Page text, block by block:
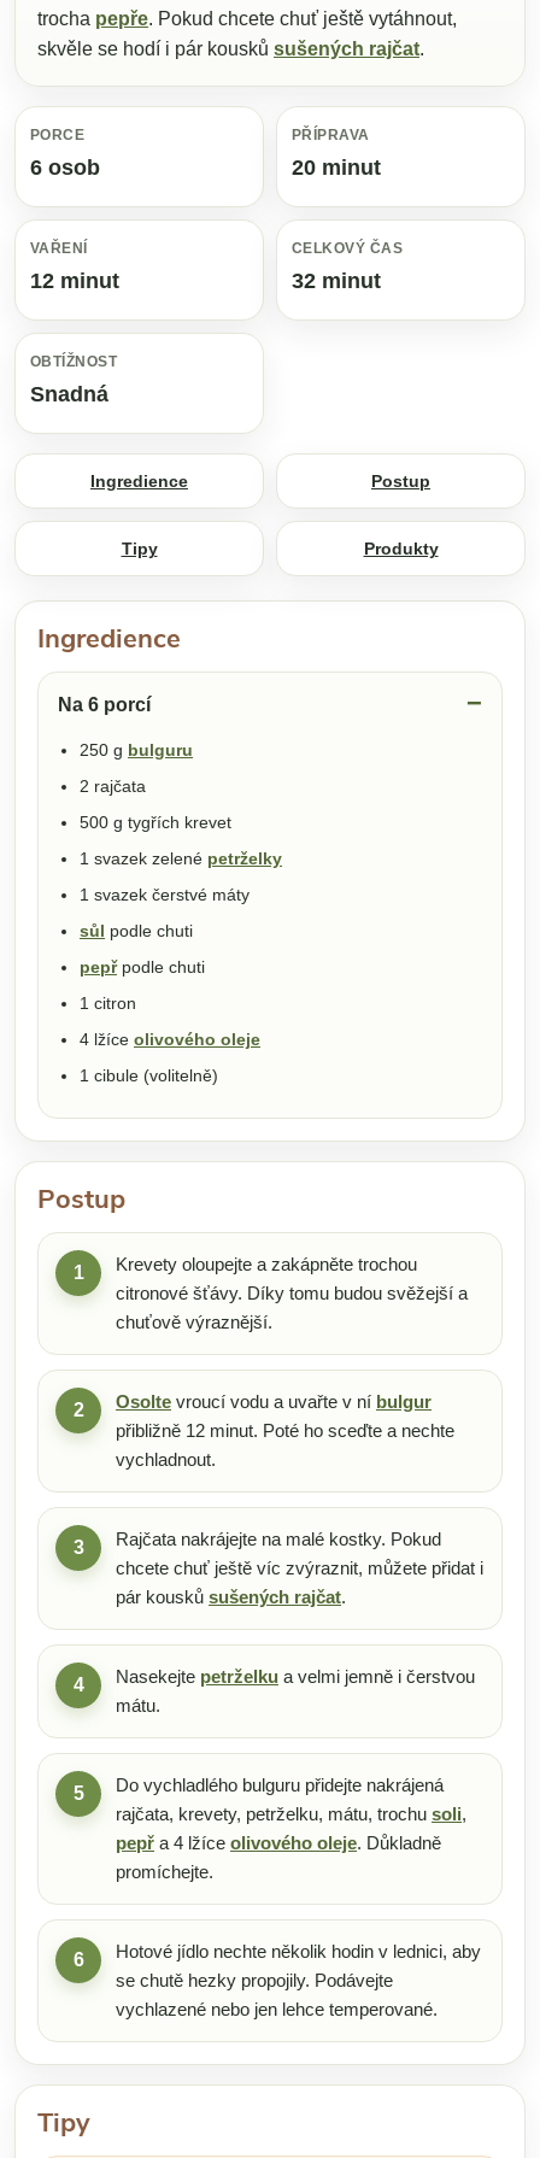
trocha pepře. Pokud chcete chuť ještě vytáhnout,
skvěle se hodí i pár kousků sušených rajčat.
PORCE
6 osob
PŘÍPRAVA
20 minut
VAŘENÍ
12 minut
CELKOVÝ ČAS
32 minut
OBTÍŽNOST
Snadná
Ingredience Postup
Tipy Produkty
Ingredience
Na 6 porcí
250 g bulguru
2 rajčata
500 g tygřích krevet
1 svazek zelené petrželky
1 svazek čerstvé máty
sůl podle chuti
pepřpodle chuti
1 citron
4 lžíce olivového oleje
1 cibule (volitelně)
Postup
1
Krevety oloupejte a zakápněte trochou
citronové šťávy. Díky tomu budou svěžejší a
chuťově výraznější.
2 Osolte vroucí vodu a uvařte v ní bulgur
přibližně 12 minut. Poté ho sceďte a nechte
vychladnout.
3
Rajčata nakrájejte na malé kostky. Pokud
chcete chuť ještě víc zvýraznit, můžete přidat i
pár kousků sušených rajčat.
4 Nasekejte petrželku a velmi jemně i čerstvou
mátu.
5
Do vychladlého bulguru přidejte nakrájená
rajčata, krevety, petrželku, mátu, trochu soli,
pepř a 4 lžíce olivového oleje. Důkladně
promíchejte.
6
Hotové jídlo nechte několik hodin v lednici, aby
se chutě hezky propojily. Podávejte
vychlazené nebo jen lehce temperované.
Tipy